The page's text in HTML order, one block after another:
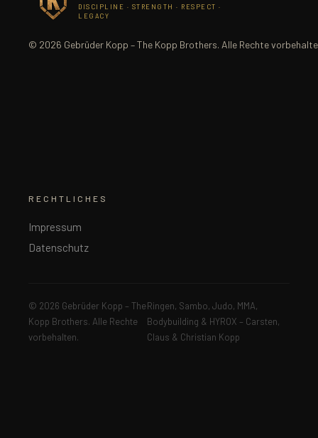
DISCIPLINE · STRENGTH · RESPECT ·
LEGACY
© 2026 Gebrüder Kopp – The Kopp Brothers. Alle Rechte
RECHTLICHES
Impressum
Datenschutz
© 2026 Gebrüder Kopp – The
Kopp Brothers. Alle Rechte
vorbehalten.
Ringen, Sambo, Judo, MMA,
Bodybuilding & HYROX – Carsten,
Claus & Christian Kopp